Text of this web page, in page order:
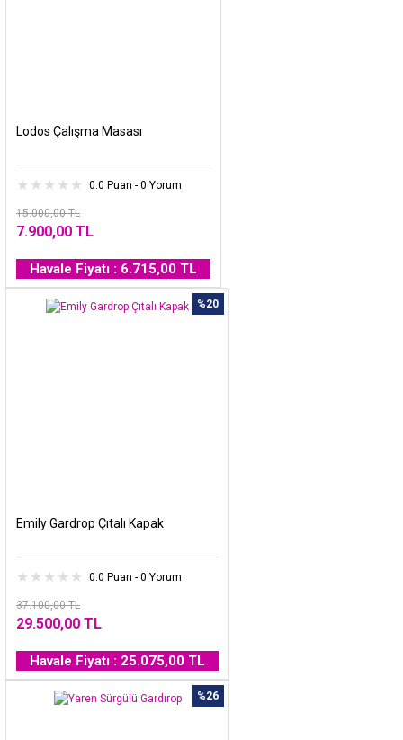
Lodos Çalışma Masası
0.0 Puan - 0 Yorum
15.000,00 TL
7.900,00 TL
Havale Fiyatı : 6.715,00 TL
%20
Emily Gardrop Çıtalı Kapak
0.0 Puan - 0 Yorum
37.100,00 TL
29.500,00 TL
Havale Fiyatı : 25.075,00 TL
%26